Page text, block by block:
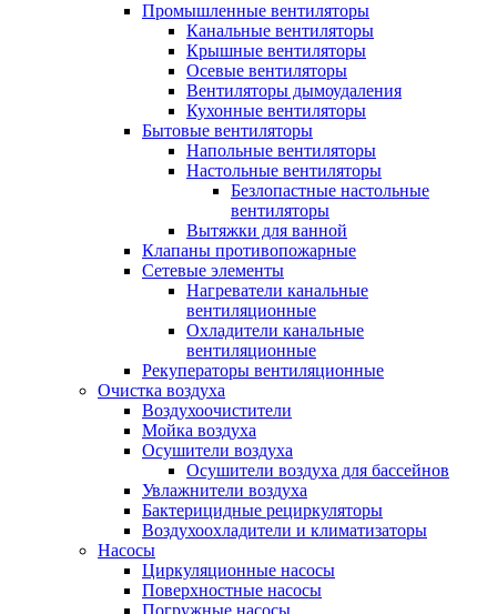
Промышленные вентиляторы
Канальные вентиляторы
Крышные вентиляторы
Осевые вентиляторы
Вентиляторы дымоудаления
Кухонные вентиляторы
Бытовые вентиляторы
Напольные вентиляторы
Настольные вентиляторы
Безлопастные настольные
вентиляторы
Вытяжки для ванной
Клапаны противопожарные
Сетевые элементы
Нагреватели канальные
вентиляционные
Охладители канальные
вентиляционные
Рекуператоры вентиляционные
Очистка воздуха
Воздухоочистители
Мойка воздуха
Осушители воздуха
Осушители воздуха для бассейнов
Увлажнители воздуха
Бактерицидные рециркуляторы
Воздухоохладители и климатизаторы
Насосы
Циркуляционные насосы
Поверхностные насосы
Погружные насосы